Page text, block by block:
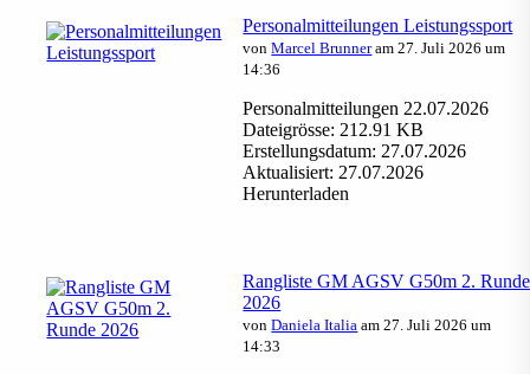
Personalmitteilungen Leistungssport
vonMarcel Brunneram 27. Juli 2026 um
14:36
Personalmitteilungen 22.07.2026
Dateigrösse: 212.91 KB
Erstellungsdatum: 27.07.2026
Aktualisiert: 27.07.2026
Herunterladen
Rangliste GM AGSV G50m 2. Runde
2026
vonDaniela Italia am 27. Juli 2026 um
14:33